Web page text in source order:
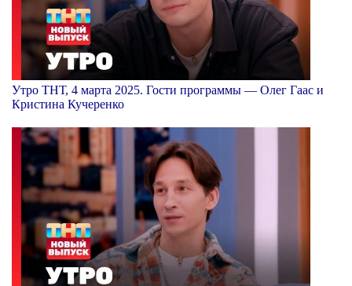
Утро ТНТ, 4 марта 2025. Гости программы — Олег Гаас и
Кристина Кучеренко